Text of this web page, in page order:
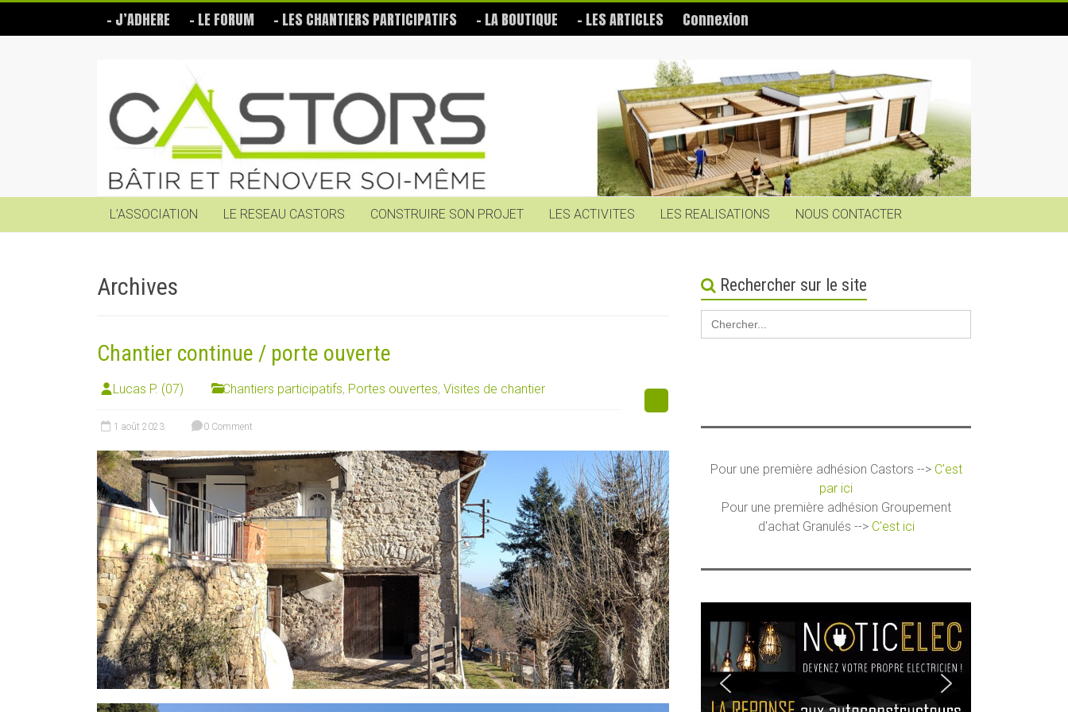
content
– J’ADHERE – LE FORUM – LES CHANTIERS PARTICIPATIFS – LA BOUTIQUE – LES ARTICLES Connexion
Castors
Bâtir
soi-
même
L’ASSOCIATION
LE RESEAU CASTORS CONSTRUIRE SON PROJET LES ACTIVITES LES REALISATIONS NOUS CONTACTER
Archives
Chantier continue / porte ouverte
Lucas P. (07) Chantiers participatifs, Portes ouvertes, Visites de chantier
1 août 2023 0 Comment
Rechercher sur le site
Search
for:
Pour une première adhésion Castors --> C'est
par ici
Pour une première adhésion Groupement
d'achat Granulés --> C'est ici